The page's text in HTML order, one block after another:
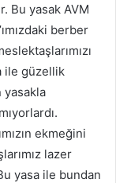
Bu yasak AVM
berber
ile güzellik
yasakla
ekmeğini
lazer
yasa ile bundan